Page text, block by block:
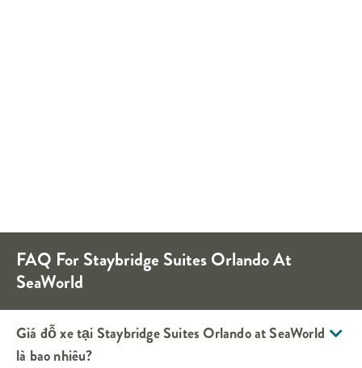
FAQ ForStaybridge SuitesOrlando At
SeaWorld
Giá đỗ xe tại Staybridge Suites Orlando at SeaWorld
là bao nhiêu?